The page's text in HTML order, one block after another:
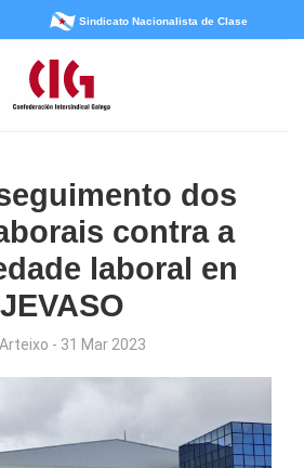
Sindicato Nacionalista de Clase
dos
contra a
laboral en
JEVASO
- 31 Mar 2023